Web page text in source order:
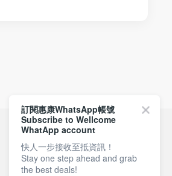
付款方式
關注我們
訂閱惠康WhatsApp帳號
Subscribe to Wellcome
WhatApp account
快人一步接收至抵資訊！
Stay one step ahead and grab
the best deals!